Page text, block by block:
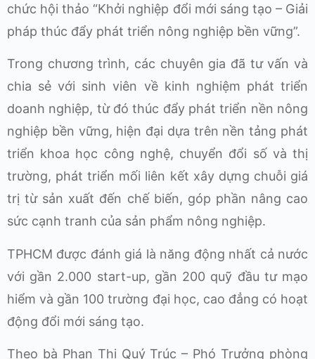
chức hội thảo “Khởi nghiệp đổi mới sáng tạo – Giải
pháp thúc đẩy phát triển nông nghiệp bền vững”.
Trong chương trình, các chuyên gia đã tư vấn và
chia sẻ với sinh viên về kinh nghiệm phát triển
doanh nghiệp, từ đó thúc đẩy phát triển nền nông
nghiệp bền vững, hiện đại dựa trên nền tảng phát
triển khoa học công nghệ, chuyển đổi số và thị
trường, phát triển mối liên kết xây dựng chuỗi giá
trị từ sản xuất đến chế biến, góp phần nâng cao
sức cạnh tranh của sản phẩm nông nghiệp.
TPHCM được đánh giá là năng động nhất cả nước
với gần 2.000 start-up, gần 200 quỹ đầu tư mạo
hiểm và gần 100 trường đại học, cao đẳng có hoạt
động đổi mới sáng tạo.
Theo bà Phan Thị Quý Trúc – Phó Trưởng phòng